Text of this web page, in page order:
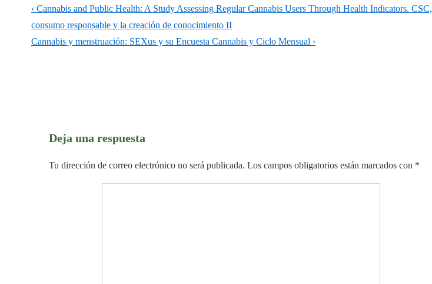
Navegación
de
entradas
La
entrada
anterior
‹ Cannabis and Public Health: A Study Assessing Regular Cannabis Users Through Health Indicators. CSC,
consumo responsable y la creación de conocimiento II
La
Cannabis y menstruación: SEXus y su Encuesta Cannabis y Ciclo Mensual ›
Deja una respuesta
Tu dirección de correo electrónico no será publicada. Los campos obligatorios están marcados con *